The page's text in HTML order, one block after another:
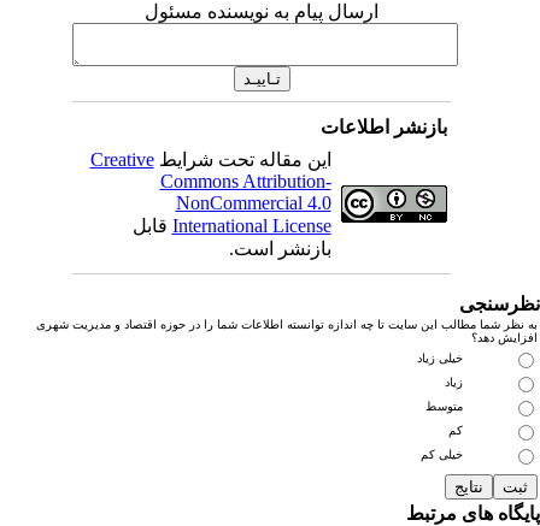
ارسال پیام به نویسنده مسئول
بازنشر اطلاعات
این مقاله تحت شرایطCreative
Commons Attribution-
NonCommercial 4.0
International Licenseقابل
بازنشر است.
نظر شما مطالب این سایت تا چه اندازه توانسته اطلاعات شما را در حوزه اقتصاد و مدیریت شهری
دهد؟
خیلی زیاد
زیاد
متوسط
خیلی کم
های مرتبط